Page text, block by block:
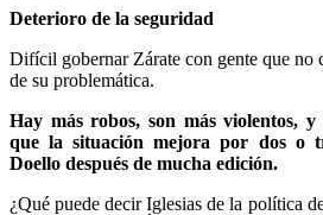
Deterioro de la seguridad
Difícil gobernar Zárate con gente que no
de su problemática.
Hay más robos, son más violentos, y
que la situación mejora por dos o
Doello después de mucha edición.
¿Qué puede decir Iglesias de la política